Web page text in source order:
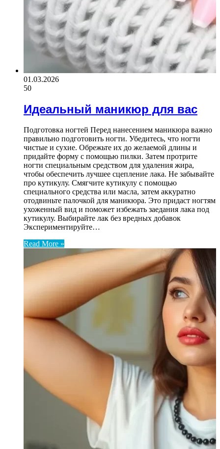
01.03.2026
50
Идеальный маникюр для вас
Подготовка ногтей Перед нанесением маникюра важно
правильно подготовить ногти. Убедитесь, что ногти
чистые и сухие. Обрежьте их до желаемой длины и
придайте форму с помощью пилки. Затем протрите
ногти специальным средством для удаления жира,
чтобы обеспечить лучшее сцепление лака. Не забывайте
про кутикулу. Смягчите кутикулу с помощью
специального средства или масла, затем аккуратно
отодвиньте палочкой для маникюра. Это придаст ногтям
ухоженный вид и поможет избежать заедания лака под
кутикулу. Выбирайте лак без вредных добавок
Экспериментируйте…
Read More »